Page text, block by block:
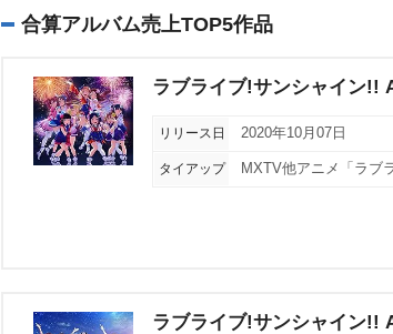
合算アルバム売上TOP5作品
ラブライブ!サンシャイン!!
リリース日 2020年10月07日
タイアップ MXTV他アニメ「ラブ
ラブライブ!サンシャイン!!